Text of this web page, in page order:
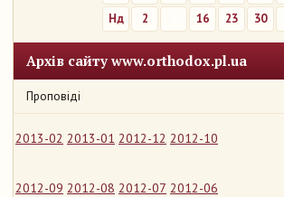
Нд
2 16 23 30
Архів сайту www.orthodox.pl.ua
Проповіді
2013-02 2013-01 2012-12 2012-10
2012-09 2012-08 2012-07 2012-06